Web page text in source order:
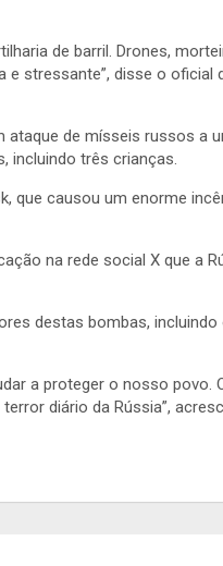
de barril. Drones,
stressante”, disse o oficial
de mísseis russos a
incluindo três crianças.
que causou um enorme
na rede social X que a
destas bombas,
a proteger o nosso povo.
diário da Rússia”,